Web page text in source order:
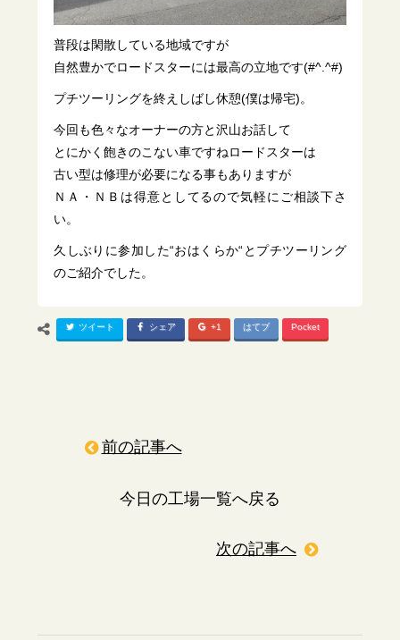
普段は閑散している地域ですが
自然豊かでロードスターには最高の立地です(#^.^#)
プチツーリングを終えしばし休憩(僕は帰宅)。
今回も色々なオーナーの方と沢山お話して
とにかく飽きのこない車ですねロードスターは
古い型は修理が必要になる事もありますが
ＮＡ・ＮＢは得意としてるので気軽にご相談下さ
い。
久しぶりに参加した“おはくらか“とプチツーリング
のご紹介でした。
ツイート シェア +1 はてブ Pocket
前の記事へ
今日の工場一覧へ戻る
次の記事へ